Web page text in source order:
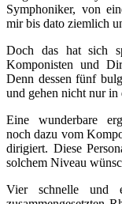
Symphoniker, von
mir bis dato ziemlich
Doch das hat sich
Komponisten und
Denn dessen fünf
und gehen nicht nur
Eine wunderbare
noch dazu vom
dirigiert. Diese
solchem Niveau
Vier schnelle und